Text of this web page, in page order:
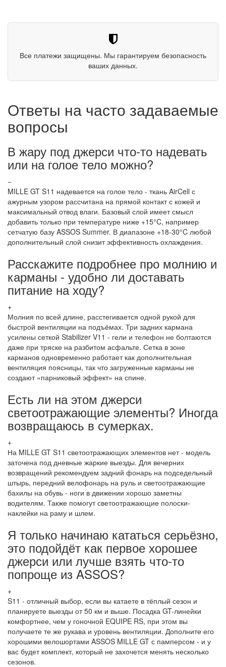
Все платежи защищены. Мы гарантируем безопасность
ваших данных.
Ответы на часто задаваемые
вопросы
В жару под джерси что-то надевать
или на голое тело можно?
−
MILLE GT S11 надевается на голое тело - ткань AirCell с
ажурным узором рассчитана на прямой контакт с кожей и
максимальный отвод влаги. Базовый слой имеет смысл
добавить только при температуре ниже +15°C, например
сетчатую базу ASSOS Summer. В диапазоне +18-30°C любой
дополнительный слой снизит эффективность охлаждения.
Расскажите подробнее про молнию и
карманы - удобно ли доставать
питание на ходу?
+
Молния по всей длине, расстегивается одной рукой для
быстрой вентиляции на подъёмах. Три задних кармана
усилены сеткой Stabilizer V11 - гели и телефон не болтаются
даже при тряске на разбитом асфальте. Сетка в зоне
карманов одновременно работает как дополнительная
вентиляция поясницы, так что загруженные карманы не
создают «парниковый эффект» на спине.
Есть ли на этом джерси
светоотражающие элементы? Иногда
возвращаюсь в сумерках.
+
На MILLE GT S11 светоотражающих элементов нет - модель
заточена под дневные жаркие выезды. Для вечерних
возвращений рекомендуем задний фонарь на подседельный
штырь, передний велофонарь на руль и светоотражающие
бахилы на обувь - ноги в движении хорошо заметны
водителям. Также помогут светоотражающие полоски-
наклейки на раму и шлем.
Я только начинаю кататься серьёзно,
это подойдёт как первое хорошее
джерси или лучше взять что-то
попроще из ASSOS?
+
S11 - отличный выбор, если вы катаете в тёплый сезон и
планируете выезды от 50 км и выше. Посадка GT-линейки
комфортнее, чем у гоночной EQUIPE RS, при этом вы
получаете те же рукава и уровень вентиляции. Дополните его
хорошими велошортами ASSOS MILLE GT с памперсом - и у
вас будет комплект, который не захочется менять несколько
сезонов.